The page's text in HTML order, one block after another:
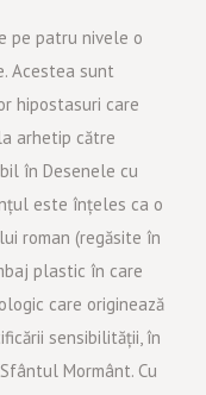
pe patru nivele o
Acestea sunt
hipostasuri care
arhetip către
în Desenele cu
este înțeles ca o
roman (regăsite în
plastic în care
care originează
sensibilității, în
Mormânt. Cu